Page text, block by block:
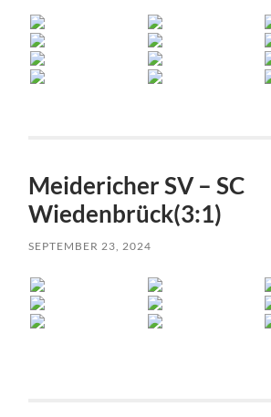
Meidericher SV – SC
Wiedenbrück(3:1)
SEPTEMBER 23, 2024